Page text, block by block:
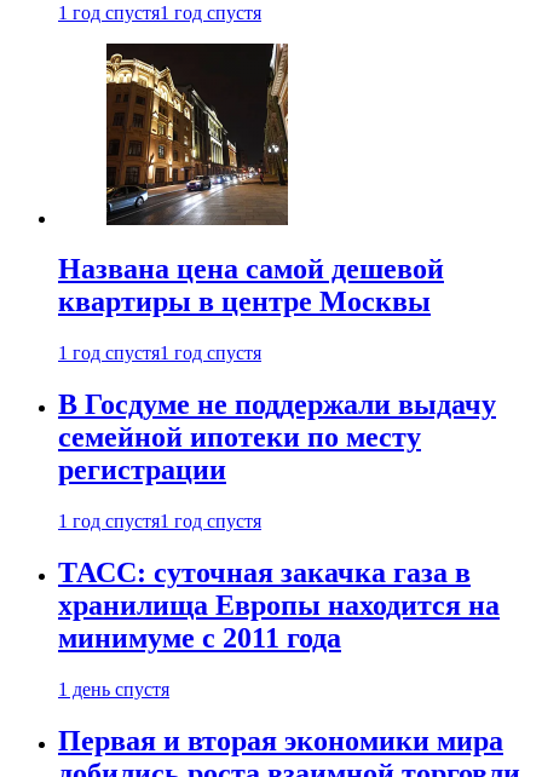
1 год спустя1 год спустя
Названа цена самой дешевой
квартиры в центре Москвы
1 год спустя1 год спустя
В Госдуме не поддержали выдачу
семейной ипотеки по месту
регистрации
1 год спустя1 год спустя
ТАСС: суточная закачка газа в
хранилища Европы находится на
минимуме с 2011 года
1 день спустя
Первая и вторая экономики мира